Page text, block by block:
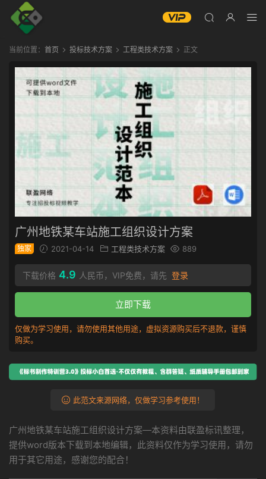
当前位置： 首页 投标技术方案 工程类技术方案 正文
广州地铁某车站施工组织设计方案
独家 2021-04-14 工程类技术方案 889
下载价格 4.9 人民币，VIP免费，请先 登录
立即下载
仅做为学习使用，请勿使用其他用途，虚拟资源购买后不退款，谨慎
购买。
此范文来源网络，仅做学习参考使用！
广州地铁某车站施工组织设计方案—本资料由联盈标讯整理，
提供word版本下载到本地编辑，此资料仅作为学习使用，请勿
用于其它用途，感谢您的配合！